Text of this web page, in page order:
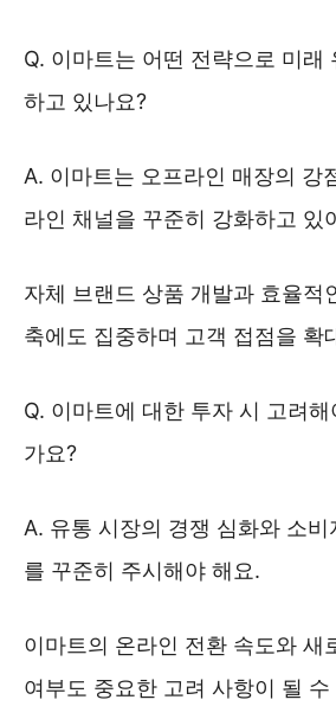
Q. 이마트는 어떤 전략으로 미래
하고 있나요?
A. 이마트는 오프라인 매장의 강
라인 채널을 꾸준히 강화하고 있
자체 브랜드 상품 개발과 효율적
축에도 집중하며 고객 접점을 확
Q. 이마트에 대한 투자 시 고려
가요?
A. 유통 시장의 경쟁 심화와 소
를 꾸준히 주시해야 해요.
이마트의 온라인 전환 속도와 새
여부도 중요한 고려 사항이 될 수